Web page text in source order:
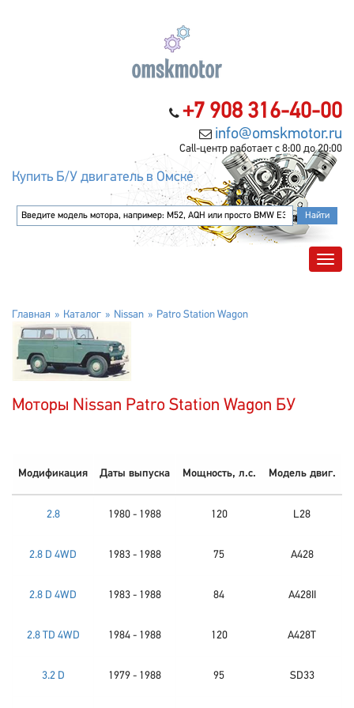
+7 908 316-40-00
info@omskmotor.ru
Call-центр работает с 8:00 до 20:00
Купить Б/У двигатель в Омске
Главная Каталог Nissan Patro Station Wagon
Моторы Nissan Patro Station Wagon БУ
Модификация Даты выпуска Мощность, л.с. Модель двиг.
2.8 1980 - 1988 120 L28
2.8 D 4WD 1983 - 1988 75 A428
2.8 D 4WD 1983 - 1988 84 A428II
2.8 TD 4WD 1984 - 1988 120 A428T
3.2 D 1979 - 1988 95 SD33